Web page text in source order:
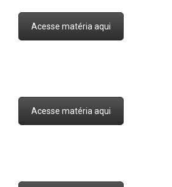
Acesse matéria aqui
Acesse matéria aqui